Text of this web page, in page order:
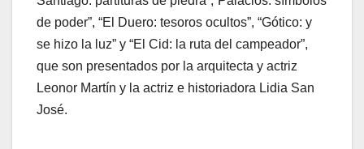
de poder”, “El Duero: tesoros ocultos”, “Gótico: y
se hizo la luz” y “El Cid: la ruta del campeador”,
que son presentados por la arquitecta y actriz
Leonor Martín y la actriz e historiadora Lidia San
José.